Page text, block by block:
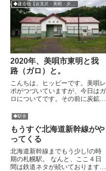
2020年、美唄市東明と我
路（ガロ）と。
こんちは、ヒッピーです。美唄レ
ポがつづいていますが、今日はガ
ロについてです。その前に炭鉱最
美唄鉄道線（美唄鉄道）旧東明駅
が美しく保存されており、この世
代の方々がここを訪れたらぐっ
◆駅舎
もうすぐ北海道新幹線がや
ってくる
北海道新幹線までもう少し!の時
期の札幌駅。 なんと、ここ４日
間は鉄道ネタが続いております